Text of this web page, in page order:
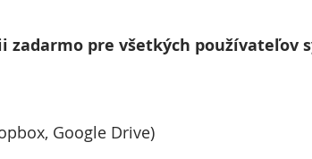
zadarmo pre všetkých používateľov
Google Drive)